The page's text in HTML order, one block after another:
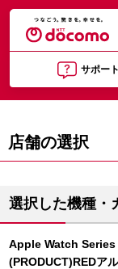
サポート
店舗の選択
選択した機種・
Apple Watch Series
(PRODUCT)REDア